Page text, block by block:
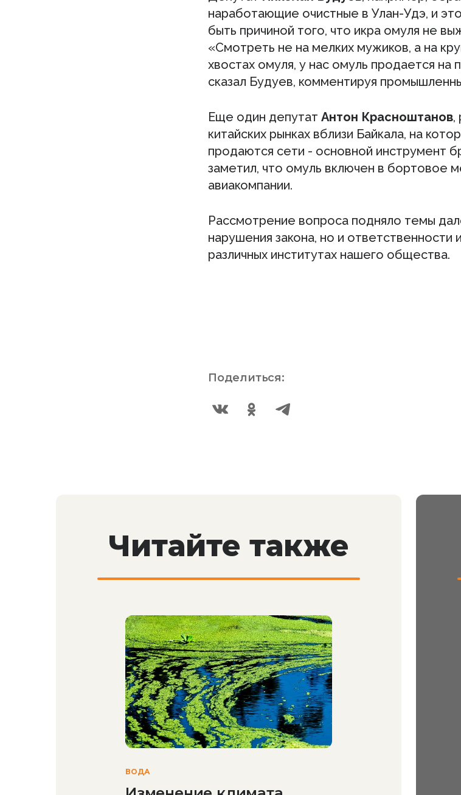
наработающие очистные в Улан-Удэ, и
быть причиной того, что икра омуля не
«Смотреть не на мелких мужиков, а на
хвостах омуля, у нас омуль продается на
сказал Будуев, комментируя
Еще один депутат Антон Красноштанов,
китайских рынках вблизи Байкала, на
продаются сети - основной инструмент
заметил, что омуль включен в бортовое
авиакомпании.
Рассмотрение вопроса подняло темы
нарушения закона, но и ответственности
различных институтах нашего общества.
Поделиться:
Читайте также
ВОДА